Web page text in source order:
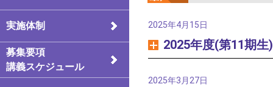
2025年4月15日
2025年度(第11期
2025年3月27日
実施体制
募集要項
講義スケジュール